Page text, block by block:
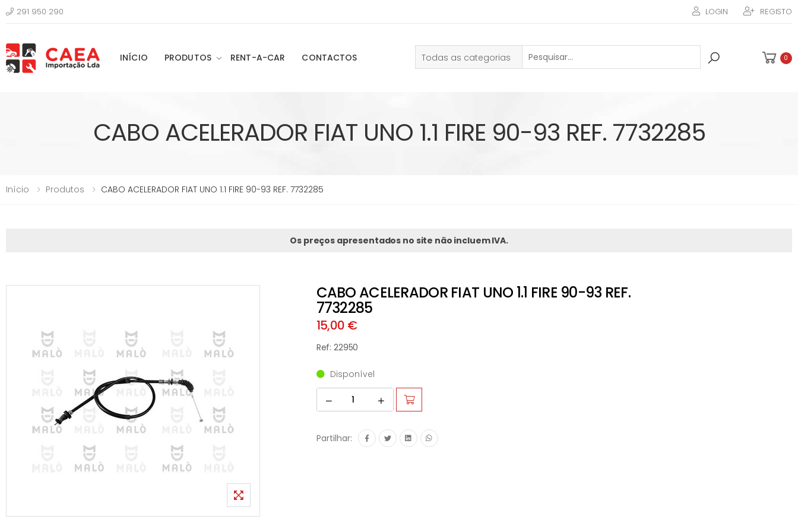
291 950 290 LOGIN REGISTO
INÍCIO PRODUTOS RENT-A-CAR CONTACTOS 0
Todas as categorias
CABO ACELERADOR FIAT UNO 1.1 FIRE 90-93 REF. 7732285
Início Produtos CABO ACELERADOR FIAT UNO 1.1 FIRE 90-93 REF. 7732285
Os preços apresentados no site não incluem IVA.
CABO ACELERADOR FIAT UNO 1.1 FIRE 90-93 REF.
7732285
15,00 €
Ref: 22950
Disponível
Partilhar: